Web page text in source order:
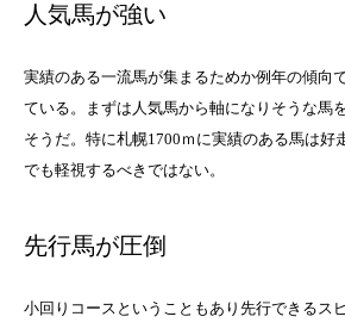
人気馬が強い
実績のある一流馬が集まるためか例年の傾向
ている。まずは人気馬から軸になりそうな馬
そうだ。特に札幌1700ｍに実績のある馬は好
でも軽視するべきではない。
先行馬が圧倒
小回りコースということもあり先行できるス